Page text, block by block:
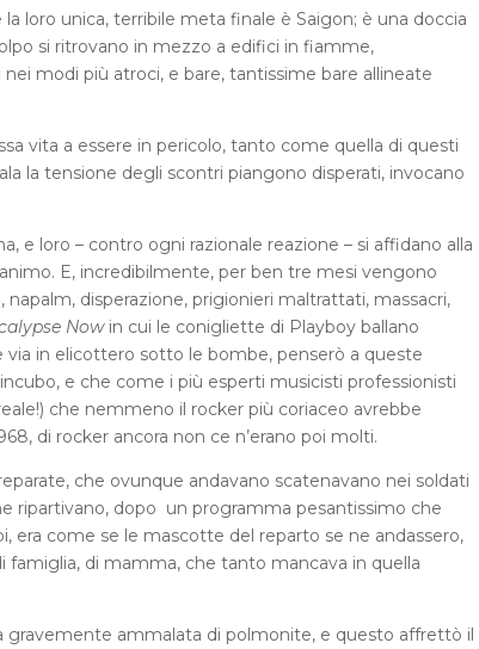
loro unica, terribile meta finale è Saigon; è una doccia
si ritrovano in mezzo a edifici in fiamme,
modi più atroci, e bare, tantissime bare allineate
vita a essere in pericolo, tanto come quella di questi
la tensione degli scontri piangono disperati, invocano
e loro – contro ogni razionale reazione – si affidano alla
E, incredibilmente, per ben tre mesi vengono
disperazione, prigionieri maltrattati, massacri,
Nowin cui le conigliette di Playboy ballano
in elicottero sotto le bombe, penserò a queste
e che come i più esperti musicisti professionisti
che nemmeno il rocker più coriaceo avrebbe
di rocker ancora non ce n’erano poi molti.
che ovunque andavano scatenavano nei soldati
ripartivano, dopo un programma pesantissimo che
era come se le mascotte del reparto se ne andassero,
famiglia, di mamma, che tanto mancava in quella
gravemente ammalata di polmonite, e questo affrettò il